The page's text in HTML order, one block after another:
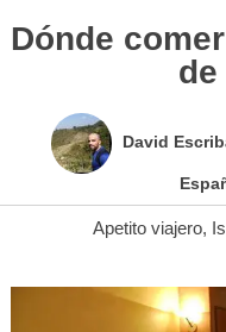
Dónde
de
David
Apetito viajero,